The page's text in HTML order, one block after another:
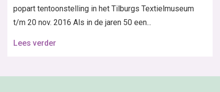
popart tentoonstelling in het Tilburgs Textielmuseum
t/m 20 nov. 2016 Als in de jaren 50 een...
Lees verder